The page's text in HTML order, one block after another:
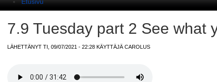
Päävalikko
7.9 Tuesday part 2 See what
LÄHETTÄNYT TI, 09/07/2021 - 22:28 KÄYTTÄJÄ CAROLUS